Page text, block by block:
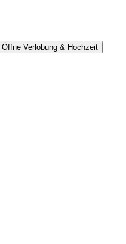
Öffne Verlobung & Hochzeit